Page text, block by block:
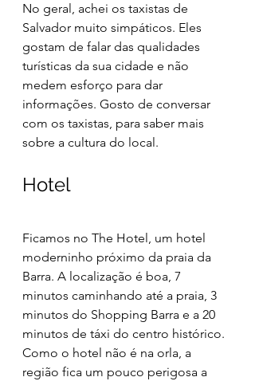
No geral, achei os taxistas de
Salvador muito simpáticos. Eles
gostam de falar das qualidades
turísticas da sua cidade e não
medem esforço para dar
informações. Gosto de conversar
com os taxistas, para saber mais
sobre a cultura do local.
Hotel
Ficamos no The Hotel, um hotel
moderninho próximo da praia da
Barra. A localização é boa, 7
minutos caminhando até a praia, 3
minutos do Shopping Barra e a 20
minutos de táxi do centro histórico.
Como o hotel não é na orla, a
região fica um pouco perigosa a